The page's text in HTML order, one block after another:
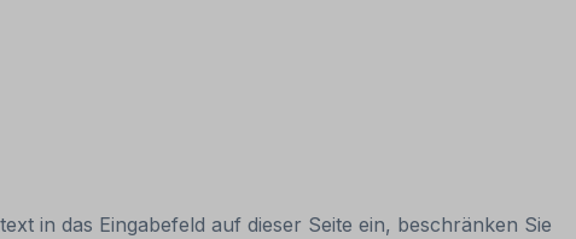
in das Eingabefeld auf dieser Seite ein, beschränken Sie